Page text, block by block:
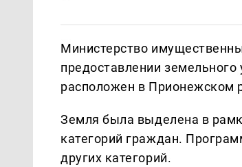
Министерство
предоставлении
расположен в Прионежском
Земля была выделена в
категорий граждан.
других категорий.